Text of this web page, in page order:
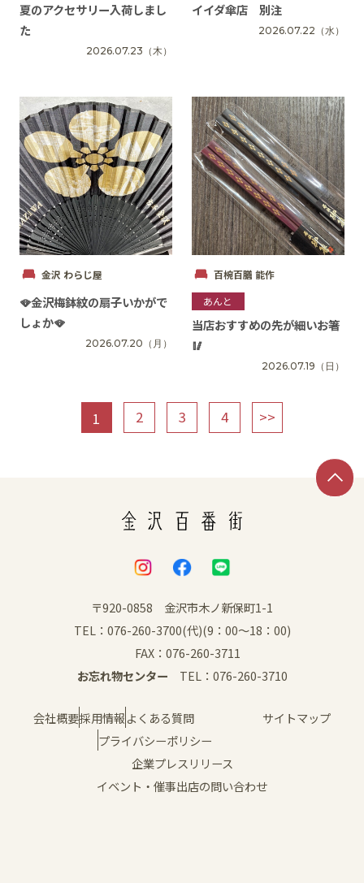
夏のアクセサリー入荷しまし
た
2026.07.23 （木）
イイダ傘店 別注
2026.07.22 （水）
金沢 わらじ屋
🪭金沢梅鉢紋の扇子いかがで
しょか🪭
2026.07.20 （月）
百椀百膳 能作
あんと
当店おすすめの先が細いお箸
🥢
2026.07.19 （日）
1 2 3 4 >>
〒920-0858 金沢市木ノ新保町1-1
TEL：076-260-3700(代)(9：00～18：00)
FAX：076-260-3711
お忘れ物センター TEL：076-260-3710
会社概要採用情報よくある質問
サイトマップ
プライバシーポリシー
企業プレスリリース
イベント・催事出店の問い合わせ